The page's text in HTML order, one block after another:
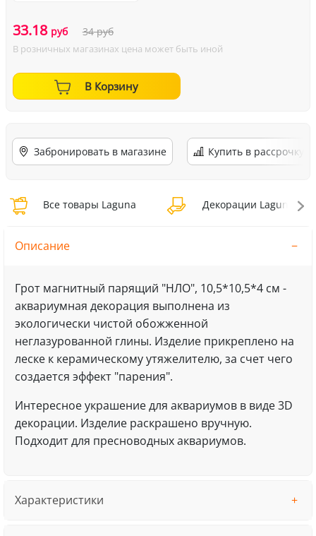
33.18 руб 34руб
В розничных магазинах цена может быть иной
В Корзину
Забронировать в магазине Купить в рассрочку
Все товары Laguna Декорации Laguna
Описание
Грот магнитный парящий "НЛО", 10,5*10,5*4 см -
аквариумная декорация выполнена из
экологически чистой обожженной
неглазурованной глины. Изделие прикреплено на
леске к керамическому утяжелителю, за счет чего
создается эффект "парения".
Интересное украшение для аквариумов в виде 3D
декорации. Изделие раскрашено вручную.
Подходит для пресноводных аквариумов.
Характеристики